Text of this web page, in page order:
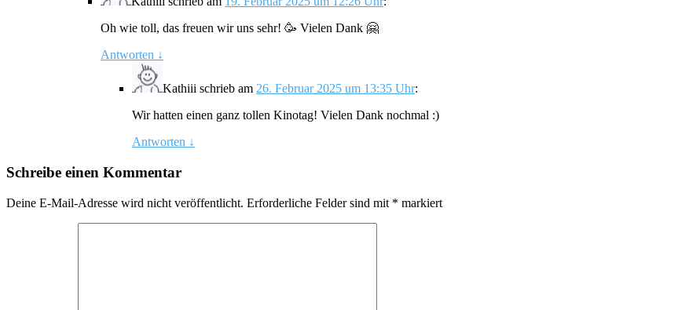
Oh wie toll, das freuen wir uns sehr! 🥳 Vielen Dank 🤗
Antworten ↓
Kathiii schrieb am 26. Februar 2025 um 13:35 Uhr:
Wir hatten einen ganz tollen Kinotag! Vielen Dank nochmal :)
Antworten ↓
Schreibe einen Kommentar
Deine E-Mail-Adresse wird nicht veröffentlicht. Erforderliche Felder sind mit * markiert